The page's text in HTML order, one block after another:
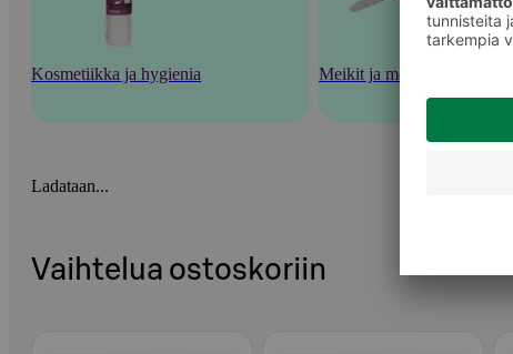
Kosmetiikka ja hygienia Meikit ja meikkaustarvikkeet
Ladataan...
Vaihtelua ostoskoriin